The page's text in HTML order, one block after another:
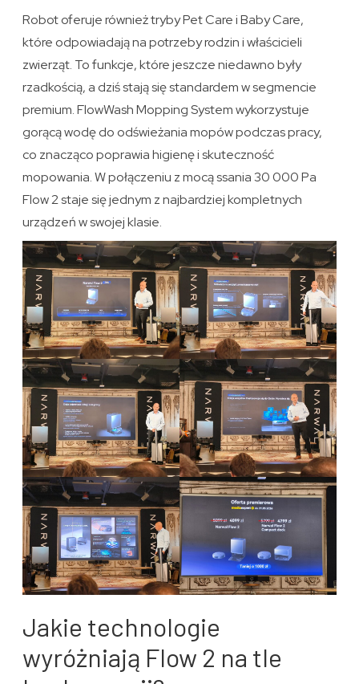
Robot oferuje również tryby Pet Care i Baby Care,
które odpowiadają na potrzeby rodzin i właścicieli
zwierząt. To funkcje, które jeszcze niedawno były
rzadkością, a dziś stają się standardem w segmencie
premium. FlowWash Mopping System wykorzystuje
gorącą wodę do odświeżania mopów podczas pracy,
co znacząco poprawia higienę i skuteczność
mopowania. W połączeniu z mocą ssania 30 000 Pa
Flow 2 staje się jednym z najbardziej kompletnych
urządzeń w swojej klasie.
Jakie technologie
wyróżniają Flow 2 na tle